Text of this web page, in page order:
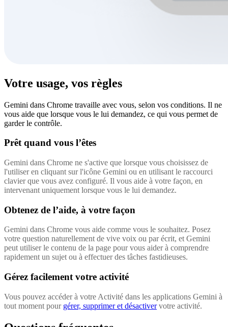
Votre usage, vos règles
Gemini dans Chrome travaille avec vous, selon vos conditions. Il ne
vous aide que lorsque vous le lui demandez, ce qui vous permet de
garder le contrôle.
Prêt quand vous l’êtes
Gemini dans Chrome ne s'active que lorsque vous choisissez de
l'utiliser en cliquant sur l'icône Gemini ou en utilisant le raccourci
clavier que vous avez configuré. Il vous aide à votre façon, en
intervenant uniquement lorsque vous le lui demandez.
Obtenez de l’aide, à votre façon
Gemini dans Chrome vous aide comme vous le souhaitez. Posez
votre question naturellement de vive voix ou par écrit, et Gemini
peut utiliser le contenu de la page pour vous aider à comprendre
rapidement un sujet ou à effectuer des tâches fastidieuses.
Gérez facilement votre activité
Vous pouvez accéder à votre Activité dans les applications Gemini à
tout moment pour gérer, supprimer et désactivervotre activité.